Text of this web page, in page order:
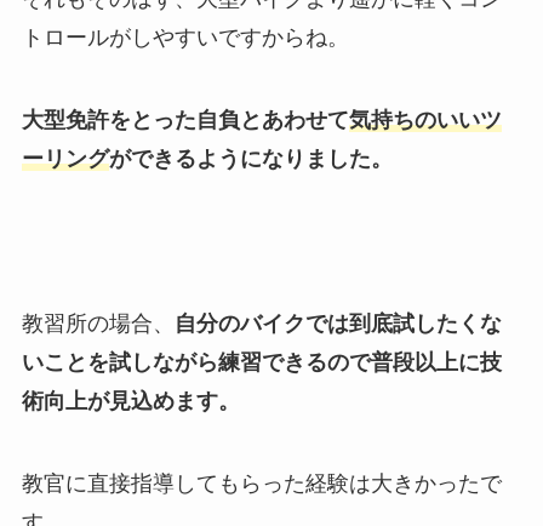
トロールがしやすいですからね。
大型免許をとった自負とあわせて気持ちのいいツ
ーリングができるようになりました。
教習所の場合、
自分のバイクでは到底試したくな
いことを試しながら練習できるので普段以上に技
術向上が見込めます。
教官に直接指導してもらった経験は大きかったで